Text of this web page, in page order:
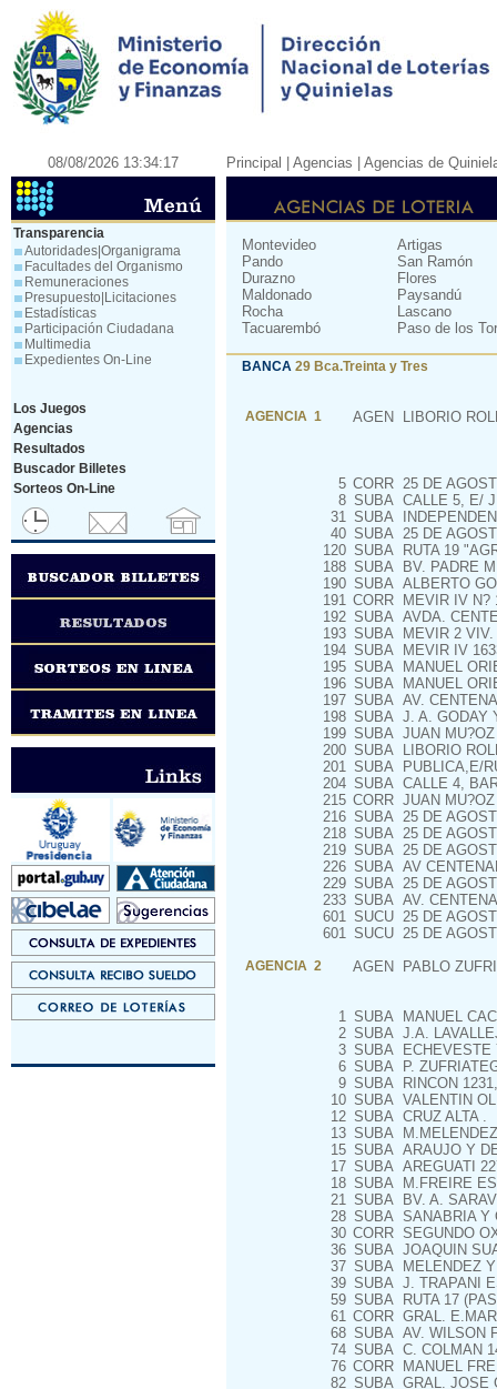
08/08/2026 13:34:17 Principal | Agencias | Agencias de
Transparencia
Autoridades|Organigrama
Facultades del Organismo
Remuneraciones
Presupuesto|Licitaciones
Estadísticas
Participación Ciudadana
Multimedia
Expedientes On-Line
Los Juegos
Agencias
Resultados
Buscador Billetes
Sorteos On-Line
Montevideo
Artigas
Pando
San Ramón
Durazno
Flores
Maldonado
Paysandú
Rocha
Lascano
Tacuarembó
Paso de los
BANCA 29 Bca.Treinta y Tres
AGENCIA 1 AGEN LIBORIO
5 CORR 25 DE
8 SUBA CALLE 5, E/
31 SUBA
40 SUBA 25 DE
120 SUBA RUTA 19
188 SUBA BV. PADRE
190 SUBA ALBERTO
191 CORR MEVIR IV N?
192 SUBA AVDA.
193 SUBA MEVIR 2 VIV.
194 SUBA MEVIR IV
195 SUBA MANUEL
196 SUBA MANUEL
197 SUBA AV.
198 SUBA J. A. GODAY
199 SUBA JUAN
200 SUBA LIBORIO
201 SUBA PUBLICA,E/
204 SUBA CALLE 4,
215 CORR JUAN
216 SUBA 25 DE
218 SUBA 25 DE
219 SUBA 25 DE
226 SUBA AV
229 SUBA 25 DE
233 SUBA AV.
601 SUCU 25 DE
601 SUCU 25 DE
AGENCIA 2 AGEN PABLO
1 SUBA MANUEL
2 SUBA J.A.
3 SUBA ECHEVESTE
6 SUBA P.
9 SUBA RINCON
10 SUBA VALENTIN
12 SUBA CRUZ ALTA .
13 SUBA
15 SUBA ARAUJO Y
17 SUBA AREGUATI
18 SUBA M.FREIRE
21 SUBA BV. A.
28 SUBA SANABRIA Y
30 CORR SEGUNDO
36 SUBA JOAQUIN
37 SUBA MELENDEZ
39 SUBA J. TRAPANI
59 SUBA RUTA 17
61 CORR GRAL.
68 SUBA AV. WILSON
74 SUBA C. COLMAN
76 CORR MANUEL
82 SUBA GRAL. JOSE